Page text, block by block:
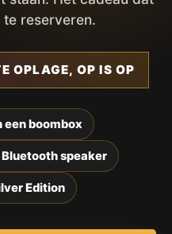
reserveren.
OPLAGE, OP IS OP
boombox
Bluetooth speaker
Edition